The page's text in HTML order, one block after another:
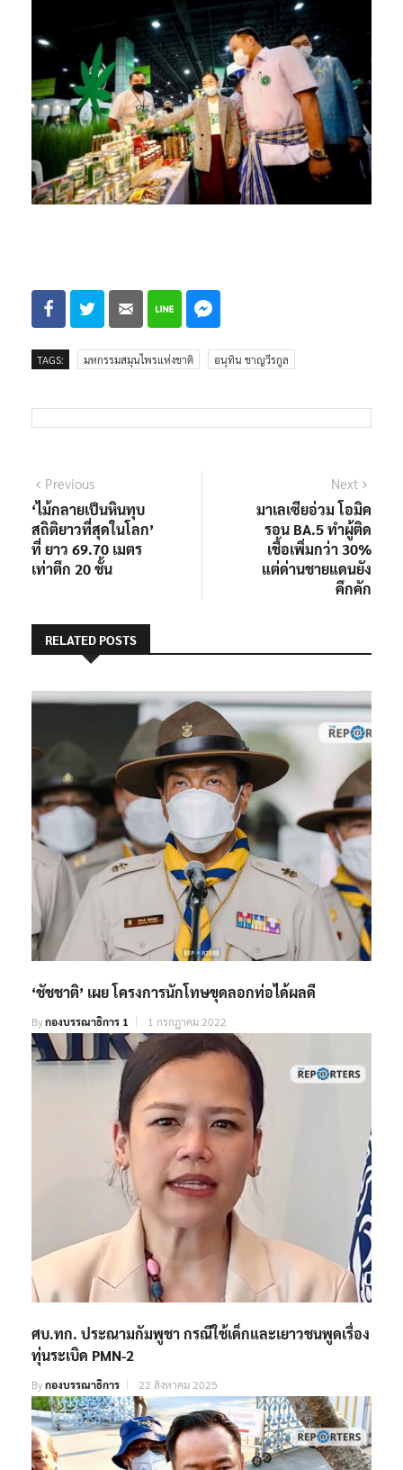
TAGS: มหกรรมสมุนไพรแห่งชาติ อนุทิน ชาญวีรกูล
แนะแนว
เรื่อง
PreviousPrevious
post:
‘ไม้กลายเป็นหินทุบ
สถิติยาวที่สุดในโลก’
ที่ ยาว 69.70 เมตร
เท่าตึก 20 ชั้น
Next
มาเลเซียอ่วม โอมิค
รอน BA.5 ทำผู้ติด
เชื้อเพิ่มกว่า 30%
แต่ด่านชายแดนยัง
คึกคัก
RELATED POSTS
‘ชัชชาติ’ เผย โครงการนักโทษขุดลอกท่อได้ผลดี
Byกองบรรณาธิการ 1 1 กรกฎาคม 2022
ศบ.ทก. ประณามกัมพูชา กรณีใช้เด็กและเยาวชนพูดเรื่อง
ทุ่นระเบิด PMN-2
Byกองบรรณาธิการ 22 สิงหาคม 2025